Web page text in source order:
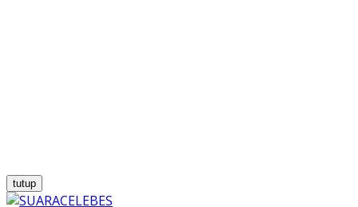
tutup